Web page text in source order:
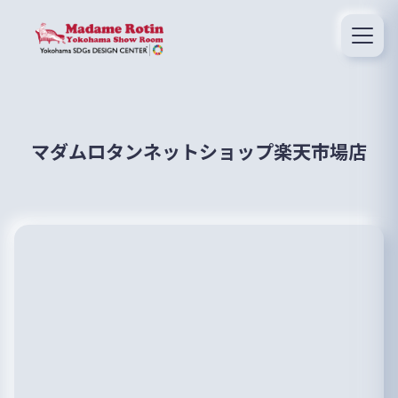
マダムロタンネットショップ楽天市場店